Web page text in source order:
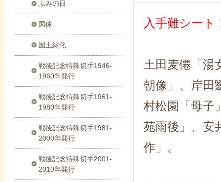
入手難シート
土田麦僊「湯
朝像」、岸田
村松園「母子
苑雨後」、安
作」。
ふみの日
国体
国土緑化
戦後記念特殊切手1946-
1960年発行
戦後記念特殊切手1961-
1980年発行
戦後記念特殊切手1981-
2000年発行
戦後記念特殊切手2001-
2010年発行